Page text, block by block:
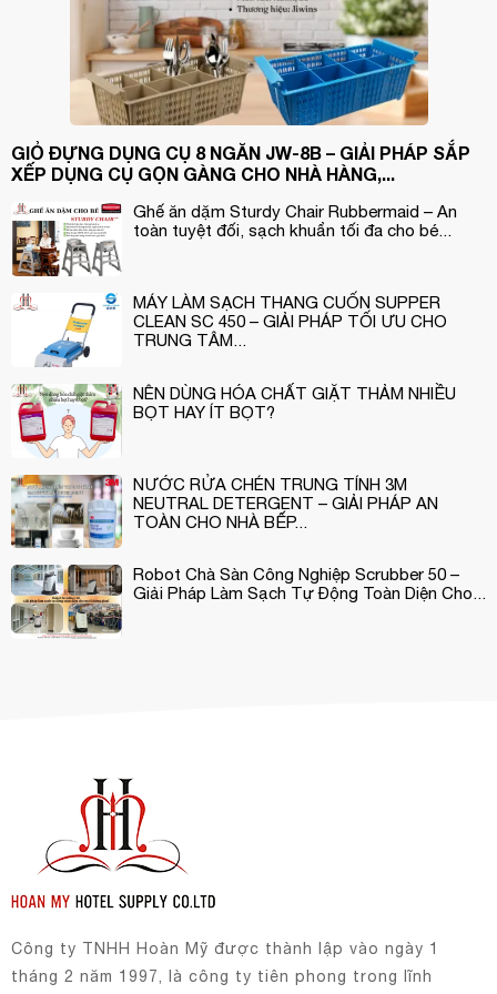
GIỎ ĐỰNG DỤNG CỤ 8 NGĂN JW-8B – GIẢI PHÁP SẮP
XẾP DỤNG CỤ GỌN GÀNG CHO NHÀ HÀNG,...
Ghế ăn dặm Sturdy Chair Rubbermaid – An
toàn tuyệt đối, sạch khuẩn tối đa cho bé...
MÁY LÀM SẠCH THANG CUỐN SUPPER
CLEAN SC 450 – GIẢI PHÁP TỐI ƯU CHO
TRUNG TÂM...
NÊN DÙNG HÓA CHẤT GIẶT THẢM NHIỀU
BỌT HAY ÍT BỌT?
NƯỚC RỬA CHÉN TRUNG TÍNH 3M
NEUTRAL DETERGENT – GIẢI PHÁP AN
TOÀN CHO NHÀ BẾP...
Robot Chà Sàn Công Nghiệp Scrubber 50 –
Giải Pháp Làm Sạch Tự Động Toàn Diện Cho...
Công ty TNHH Hoàn Mỹ được thành lập vào ngày 1
tháng 2 năm 1997, là công ty tiên phong trong lĩnh